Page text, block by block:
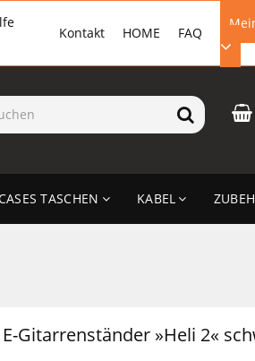
EMAIL-ADRESSE
ANMELDEN
FAQ
HOME
Kontakt
TASCHEN KABEL
Gitarrenständer »Heli 2«